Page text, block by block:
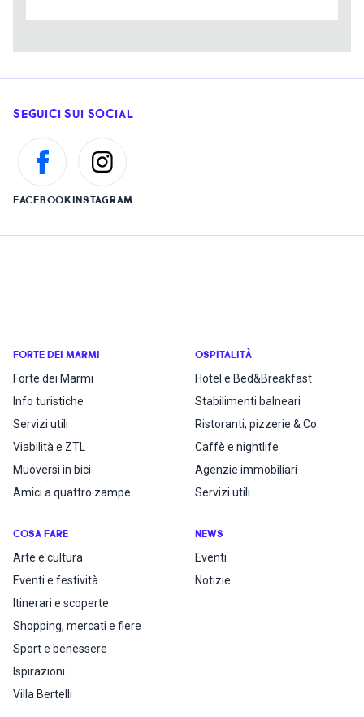
SEGUICI SUI SOCIAL
FACEBOOKINSTAGRAM
FORTE DEI MARMI
Forte dei Marmi
Info turistiche
Servizi utili
Viabilità e ZTL
Muoversi in bici
Amici a quattro zampe
OSPITALITÀ
Hotel e Bed&Breakfast
Stabilimenti balneari
Ristoranti, pizzerie & Co.
Caffè e nightlife
Agenzie immobiliari
Servizi utili
COSA FARE
Arte e cultura
Eventi e festività
Itinerari e scoperte
Shopping, mercati e fiere
Sport e benessere
Ispirazioni
Villa Bertelli
NEWS
Eventi
Notizie